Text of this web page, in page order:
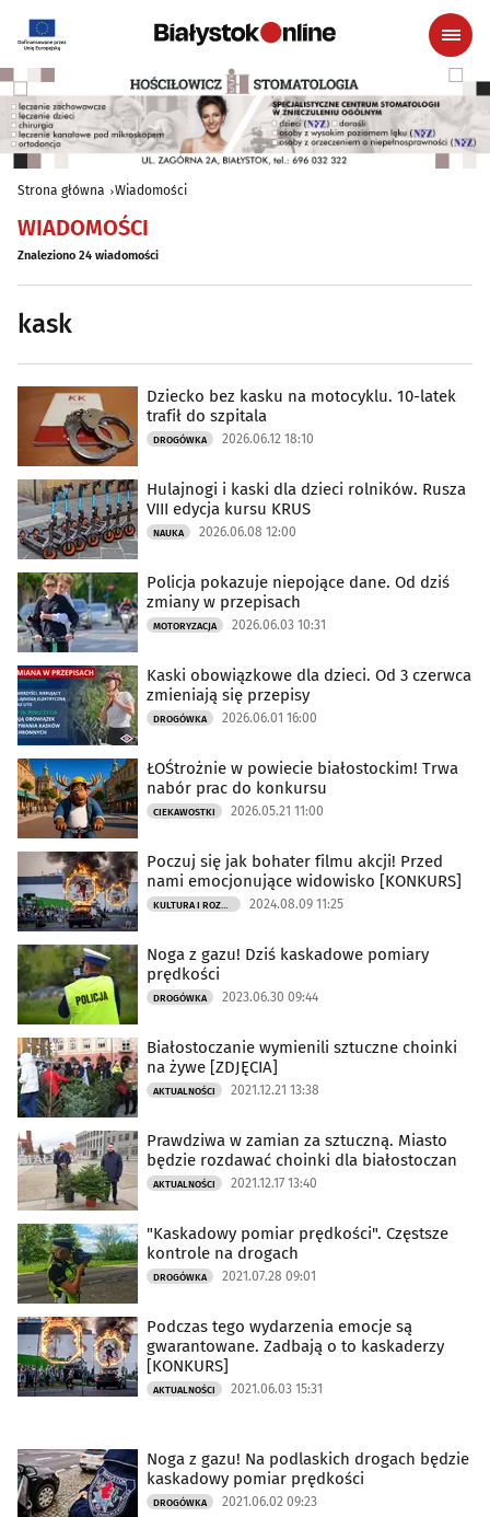
Strona główna Wiadomości
WIADOMOŚCI
Znaleziono 24 wiadomości
kask
Dziecko bez kasku na motocyklu. 10-latek
trafił do szpitala
DROGÓWKA 2026.06.12 18:10
Hulajnogi i kaski dla dzieci rolników. Rusza
VIII edycja kursu KRUS
NAUKA 2026.06.08 12:00
Policja pokazuje niepojące dane. Od dziś
zmiany w przepisach
MOTORYZACJA 2026.06.03 10:31
Kaski obowiązkowe dla dzieci. Od 3 czerwca
zmieniają się przepisy
DROGÓWKA 2026.06.01 16:00
ŁOŚtrożnie w powiecie białostockim! Trwa
nabór prac do konkursu
CIEKAWOSTKI 2026.05.21 11:00
Poczuj się jak bohater filmu akcji! Przed
nami emocjonujące widowisko [KONKURS]
KULTURA I ROZRYWKA 2024.08.09 11:25
Noga z gazu! Dziś kaskadowe pomiary
prędkości
DROGÓWKA 2023.06.30 09:44
Białostoczanie wymienili sztuczne choinki
na żywe [ZDJĘCIA]
AKTUALNOŚCI 2021.12.21 13:38
Prawdziwa w zamian za sztuczną. Miasto
będzie rozdawać choinki dla białostoczan
AKTUALNOŚCI 2021.12.17 13:40
"Kaskadowy pomiar prędkości". Częstsze
kontrole na drogach
DROGÓWKA 2021.07.28 09:01
Podczas tego wydarzenia emocje są
gwarantowane. Zadbają o to kaskaderzy
[KONKURS]
AKTUALNOŚCI 2021.06.03 15:31
Noga z gazu! Na podlaskich drogach będzie
kaskadowy pomiar prędkości
DROGÓWKA 2021.06.02 09:23